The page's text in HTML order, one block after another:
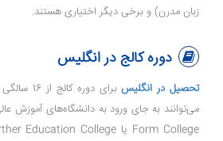
زبان مدرن) و برخی دیگر اختیاری هستند.
دوره کالج در انگلیس
تحصیل در انگلیس
برای